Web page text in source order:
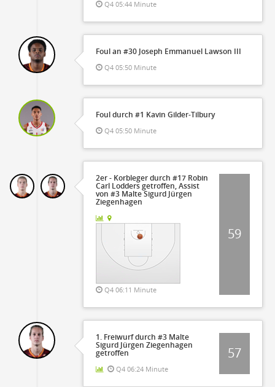
Q4 05:44 Minute
Foul an #30 Joseph Emmanuel Lawson III
Q4 05:50 Minute
Foul durch #1 Kavin Gilder-Tilbury
Q4 05:50 Minute
2er - Korbleger durch #17 Robin
Carl Lodders getroffen, Assist
von #3 Malte Sigurd Jürgen
Ziegenhagen
Q4 06:11 Minute
59
1. Freiwurf durch #3 Malte
Sigurd Jürgen Ziegenhagen
getroffen
Q4 06:24 Minute
57